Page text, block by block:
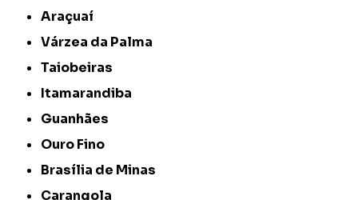
Araçuaí
Várzea da Palma
Taiobeiras
Itamarandiba
Guanhães
Ouro Fino
Brasília de Minas
Carangola